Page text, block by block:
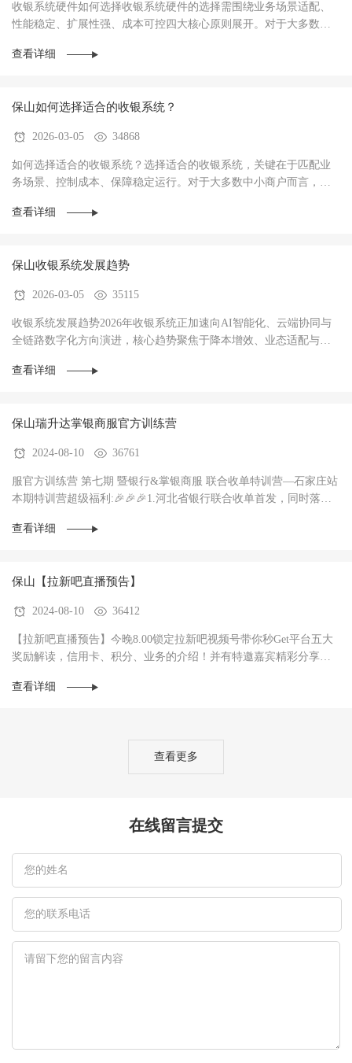
收银系统硬件如何选择收银系统硬件的选择需围绕‌业务场景适配、
性能稳定、扩展性强、成本可控‌四大核心原则展开。对于大多数商
查看详细
保山如何选择适合的收银系统？
2026-03-05 34868
如何选择适合的收银系统？选择适合的收银系统，关键在于‌匹配业
务场景、控制成本、保障稳定运行‌。对于大多数中小商户而言，优
查看详细
保山收银系统发展趋势
2026-03-05 35115
收银系统发展趋势2026年收银系统正加速向AI智能化、云端协同与
全链路数字化方向演进，核心趋势聚焦于‌降本增效、业态适配与数
查看详细
保山瑞升达掌银商服官方训练营
2024-08-10 36761
服官方训练营 第七期 暨银行&掌银商服 联合收单特训营—石家庄站
本期特训营超级福利:🎉🎉🎉1.河北省银行联合收单首发，同时落地3
查看详细
保山【拉新吧直播预告】
2024-08-10 36412
【拉新吧直播预告】今晚8.00锁定拉新吧视频号带你秒Get平台五大
奖励解读，信用卡、积分、业务的介绍！并有特邀嘉宾精彩分享！
查看详细
查看更多
在线留言提交